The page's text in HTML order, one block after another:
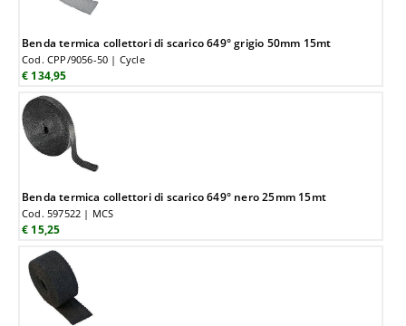
Benda termica collettori di scarico 649° grigio 50mm 15mt
Cod. CPP/9056-50 | Cycle
€ 134,95
Benda termica collettori di scarico 649° nero 25mm 15mt
Cod. 597522 | MCS
€ 15,25